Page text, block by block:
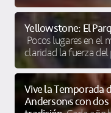
Yellowstone: El
Pocos lugares en el
claridad la fuerza
Vive la Temporada
Anderson’s con